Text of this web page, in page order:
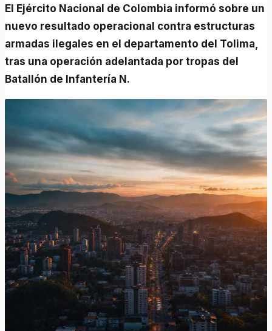
El Ejército Nacional de Colombia informó sobre un
nuevo resultado operacional contra estructuras
armadas ilegales en el departamento del Tolima,
tras una operación adelantada por tropas del
Batallón de Infantería N.